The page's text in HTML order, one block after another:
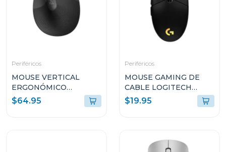
Periféricos
MOUSE VERTICAL
ERGONÓMICO
LOGITECH LIFT CON
EASY-SWITCH MR0094
$64.95
Periféricos
MOUSE GAMING DE
CABLE LOGITECH
LYGHTSYNC DE
8000DPI NEGRO G203
$19.95